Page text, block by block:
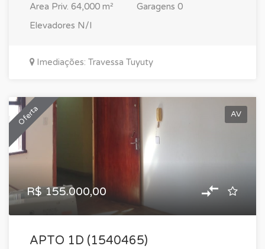
Area Priv. 64,000 m² Garagens 0
Elevadores N/I
Imediações: Travessa Tuyuty
Oferta AV
R$ 155.000,00
APTO 1D (1540465)